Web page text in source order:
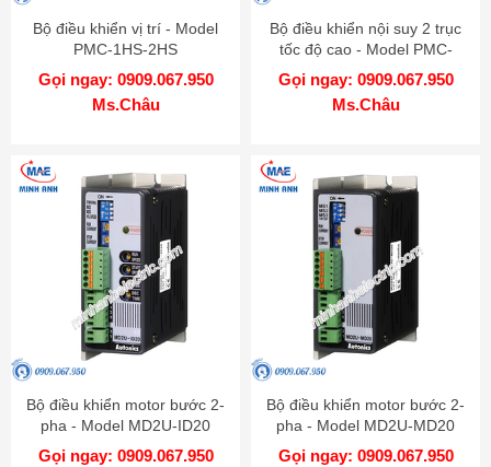
Bộ điều khiển vị trí - Model
PMC-1HS-2HS
Gọi ngay: 0909.067.950
Ms.Châu
Bộ điều khiển nội suy 2 trục
tốc độ cao - Model PMC-
2HSP
Gọi ngay: 0909.067.950
Ms.Châu
Bộ điều khiển motor bước 2-
pha - Model MD2U-ID20
Gọi ngay: 0909.067.950
Bộ điều khiển motor bước 2-
pha - Model MD2U-MD20
Gọi ngay: 0909.067.950